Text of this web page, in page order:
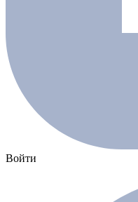
Войти